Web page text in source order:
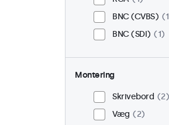
BNC (CVBS)
1
BNC (SDI)
1
Montering
Skrivebord
2
Væg
2